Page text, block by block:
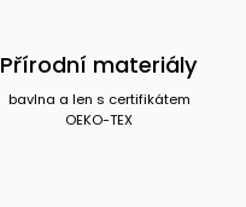
Přírodní materiály
bavlna a len s certifikátem
OEKO-TEX